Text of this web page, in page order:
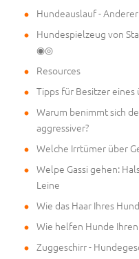
Hundeauslauf -
Hundespielzeug von
◉◎
Resources
Tipps für Besitzer eines
Warum benimmt sich
aggressiver?
Welche Irrtümer über
Welpe Gassi gehen:
Leine
Wie das Haar Ihres
Wie helfen Hunde
Zuggeschirr -